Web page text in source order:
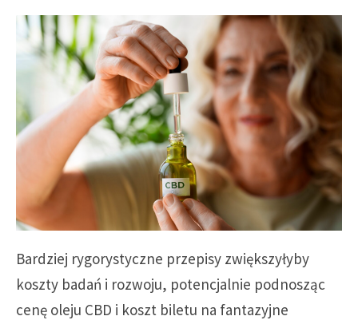
Bardziej rygorystyczne przepisy zwiększyłyby
koszty badań i rozwoju, potencjalnie podnosząc
cenę oleju CBD i koszt biletu na fantazyjne